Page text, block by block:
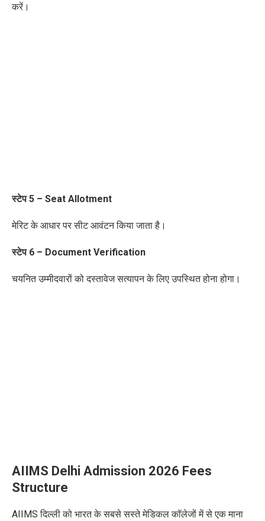
करें ।
स्टेप5 – Seat Allotment
मेरिट के आधार पर सीट आवंटन किया जाता है।
स्टेप6 – Document Verification
चयनित उम्मीदवारों को दस्तावेज सत्यापन के लिएउपस्थित होना होगा।
AIIMS Delhi Admission 2026 Fees
Structure
AIIMS दिल्ली को भारत के सबसे सस्ते मेडिकल कॉलेजों में से एक माना